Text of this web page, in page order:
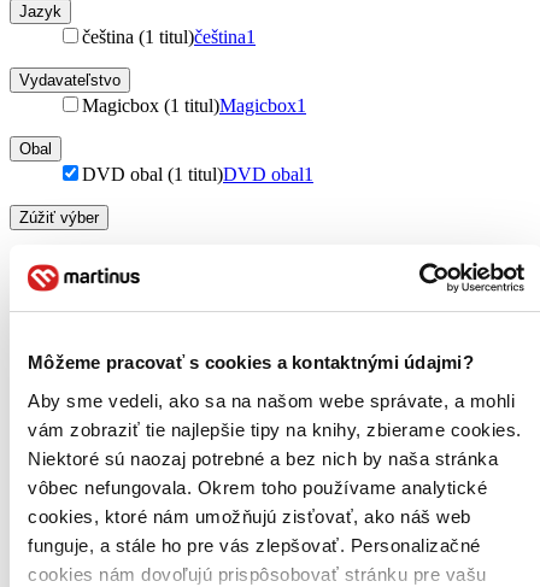
Môžeme pracovať s cookies a kontaktnými údajmi?
Aby sme vedeli, ako sa na našom webe správate, a mohli
vám zobraziť tie najlepšie tipy na knihy, zbierame cookies.
Niektoré sú naozaj potrebné a bez nich by naša stránka
vôbec nefungovala. Okrem toho používame analytické
cookies, ktoré nám umožňujú zisťovať, ako náš web
funguje, a stále ho pre vás zlepšovať. Personalizačné
cookies nám dovoľujú prispôsobovať stránku pre vašu
Jazyk
čeština (1 titul)čeština1
Vydavateľstvo
Magicbox (1 titul)Magicbox1
Obal
DVD obal (1 titul)DVD obal1
Zúžiť výber
Zoradiť
Top hodnotené
Novinky
Najdrahšie
Najlacnejšie
Najvyššia zľava
Použité filtre
Zrušiť filtre